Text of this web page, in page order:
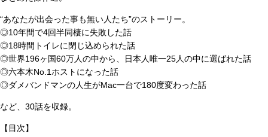
“あなたが出会った事も無い人たち”のストーリー。
◎10年間で4回半同棲に失敗した話
◎18時間トイレに閉じ込められた話
◎世界196ヶ国60万人の中から、日本人唯一25人の中に選ばれた話
◎六本木No.1ホストになった話
◎ダメバンドマンの人生がMac一台で180度変わった話
など、30話を収録。
【目次】